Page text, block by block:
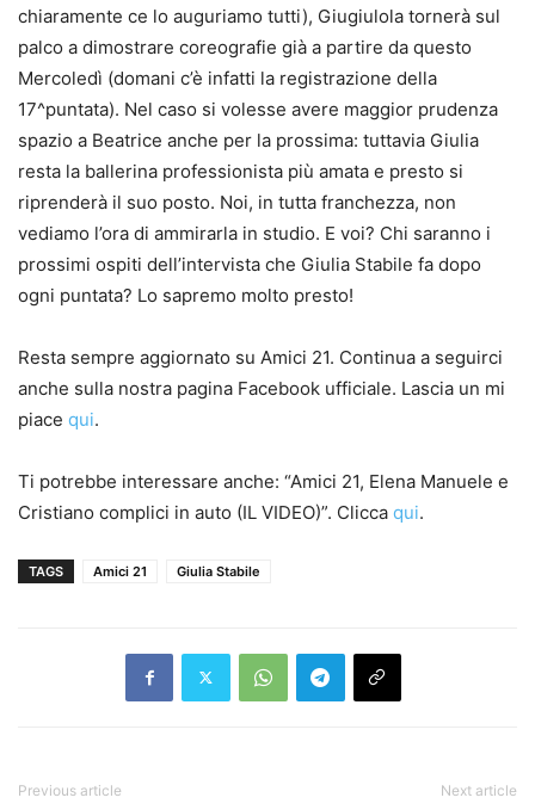
chiaramente ce lo auguriamo tutti), Giugiulola tornerà sul
palco a dimostrare coreografie già a partire da questo
Mercoledì (domani c’è infatti la registrazione della
17^puntata). Nel caso si volesse avere maggior prudenza
spazio a Beatrice anche per la prossima: tuttavia Giulia
resta la ballerina professionista più amata e presto si
riprenderà il suo posto. Noi, in tutta franchezza, non
vediamo l’ora di ammirarla in studio. E voi? Chi saranno i
prossimi ospiti dell’intervista che Giulia Stabile fa dopo
ogni puntata? Lo sapremo molto presto!
Resta sempre aggiornato su Amici 21. Continua a seguirci
anche sulla nostra pagina Facebook ufficiale. Lascia un mi
piace qui.
Ti potrebbe interessare anche: “Amici 21, Elena Manuele e
Cristiano complici in auto (IL VIDEO)”. Clicca qui.
TAGS Amici 21 Giulia Stabile
Previous article Next article